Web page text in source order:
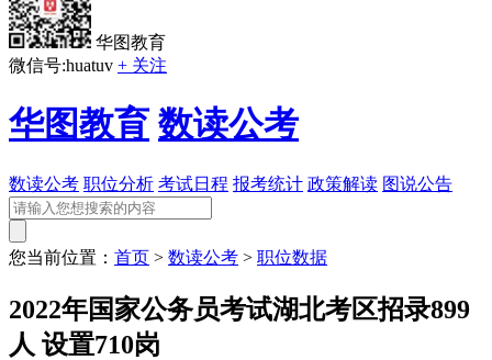
华图教育
微信号:huatuv + 关注
华图教育 数读公考
数读公考 职位分析 考试日程 报考统计 政策解读 图说公告
您当前位置： 首页 > 数读公考 > 职位数据
2022年国家公务员考试湖北考区招录899
人 设置710岗